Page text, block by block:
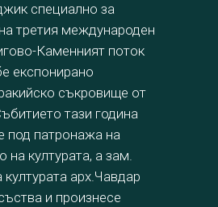
специално за
третия международен
Каменният поток
експонирано
съкровище от
тази година
под патронажа на
на културата, а зам.
арх.Чавдар
и произнесе